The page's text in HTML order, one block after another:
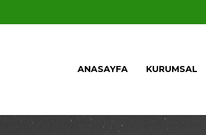
ANASAYFA KURUMSAL